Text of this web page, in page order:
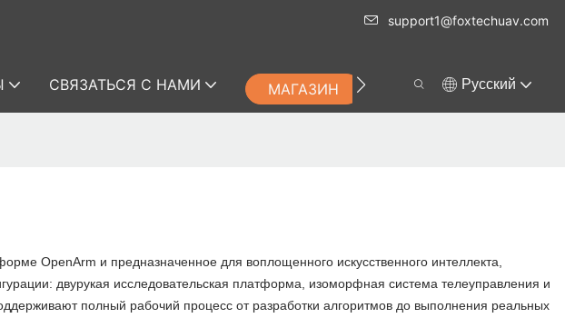
support1@foxtechuav.com
СВЯЗАТЬСЯ С НАМИ МАГАЗИН Pусский
OpenArm и предназначенное для воплощенного искусственного интеллекта,
двурукая исследовательская платформа, изоморфная система телеуправления и
полный рабочий процесс от разработки алгоритмов до выполнения реальных